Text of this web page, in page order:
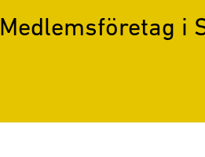
Medlemsföretag i